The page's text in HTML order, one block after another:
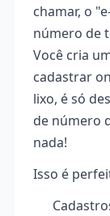
chamar, o
número de
Você cria
cadastrar
lixo, é só
de número
nada!
Isso é